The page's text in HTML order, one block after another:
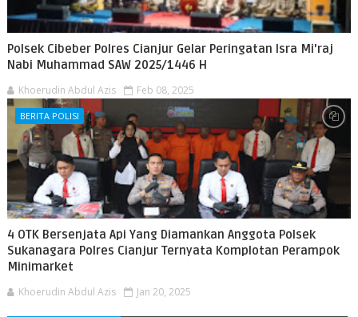
Polsek Cibeber Polres Cianjur Gelar Peringatan Isra Mi'raj
Nabi Muhammad SAW 2025/1446 H
Khoerudin Abdul Azis Feb 08, 2025
BERITA POLISI
4 OTK Bersenjata Api Yang Diamankan Anggota Polsek
Sukanagara Polres Cianjur Ternyata Komplotan Perampok
Minimarket
Khoerudin Abdul Azis Jan 20, 2025